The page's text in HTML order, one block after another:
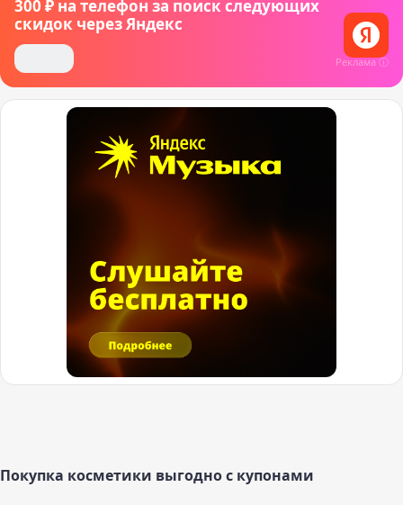
Реклама ⓘ
300 ₽ на телефон за поиск следующих
скидок через Яндекс
Получить
Покупка косметики выгодно с купонами